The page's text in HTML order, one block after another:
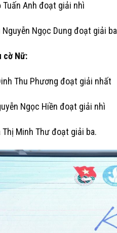
Tuấn Anh đoạt giải nhì
Nguyễn Ngọc Dung đoạt giải ba
cờ Nữ:
Thu Phương đoạt giải nhất
Ngọc Hiền đoạt giải nhì
Thị Minh Thư đoạt giải ba.